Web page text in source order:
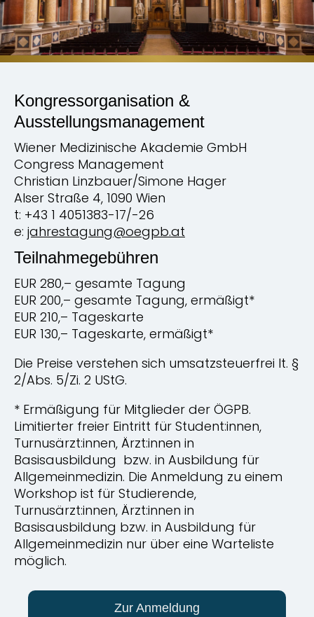
Kongressorganisation &
Ausstellungsmanagement
Wiener Medizinische Akademie GmbH
Congress Management
Christian Linzbauer/Simone Hager
Alser Straße 4, 1090 Wien
t: +43 1 4051383-17/-26
e: jahrestagung@oegpb.at
Teilnahmegebühren
EUR 280,– gesamte Tagung
EUR 200,– gesamte Tagung, ermäßigt*
EUR 210,– Tageskarte
EUR 130,– Tageskarte, ermäßigt*
Die Preise verstehen sich umsatzsteuerfrei lt. §
2/Abs. 5/Zi. 2 UStG.
* Ermäßigung für Mitglieder der ÖGPB.
Limitierter freier Eintritt für Student:innen,
Turnusärzt:innen, Ärzt:innen in
Basisausbildung bzw. in Ausbildung für
Allgemeinmedizin. Die Anmeldung zu einem
Workshop ist für Studierende,
Turnusärzt:innen, Ärzt:innen in
Basisausbildung bzw. in Ausbildung für
Allgemeinmedizin nur über eine Warteliste
möglich.
Zur Anmeldung